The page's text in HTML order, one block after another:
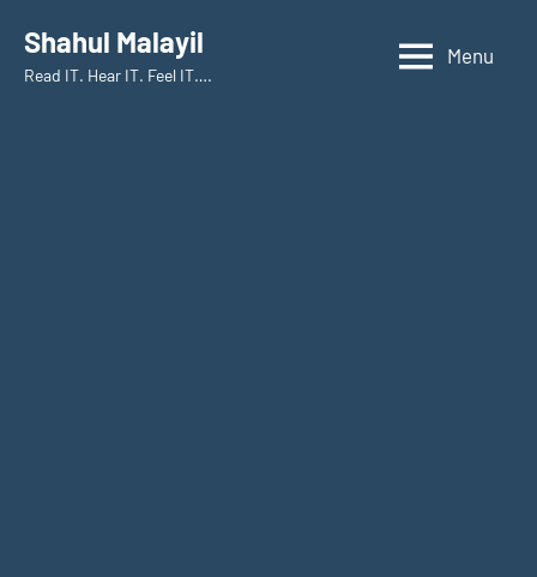
content
Shahul Malayil
Read IT. Hear IT. Feel IT….
Menu